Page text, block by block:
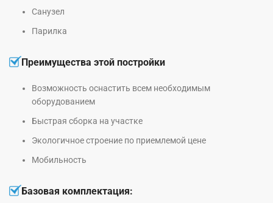
Санузел
Парилка
Преимущества этой постройки
Возможность оснастить всем необходимым
оборудованием
Быстрая сборка на участке
Экологичное строение по приемлемой цене
Мобильность
Базовая комплектация: